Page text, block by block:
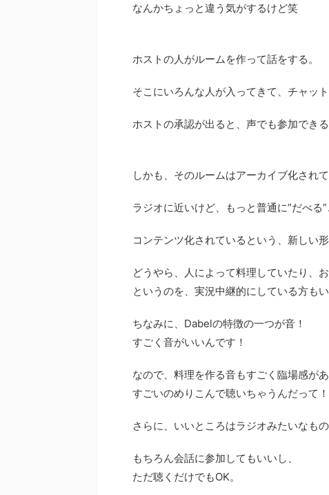
なんかちょっと違う気がするけど笑
ホストの人がルームを作って話をする。
そこにいろんな人が入ってきて、チャッ
ホストの承認が出ると、声でも参加できる
しかも、そのルームはアーカイブ化され
ラジオに近いけど、もっと普通に”だべる”
コンテンツ化されているという、新しい形
どうやら、人によって料理していたり、
というのを、実況中継的にしている方もい
ちなみに、Dabelの特徴の一つが音！
すごく音がいいんです！
なので、料理を作る音もすごく臨場感があ
すごいのめりこんで聴いちゃうんだって！
さらに、いいところはラジオみたいなもの
もちろん会話に参加してもいいし、
ただ聴くだけでもOK。